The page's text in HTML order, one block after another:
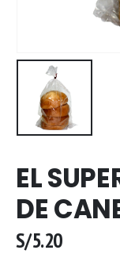
EL
DE
S/5.20